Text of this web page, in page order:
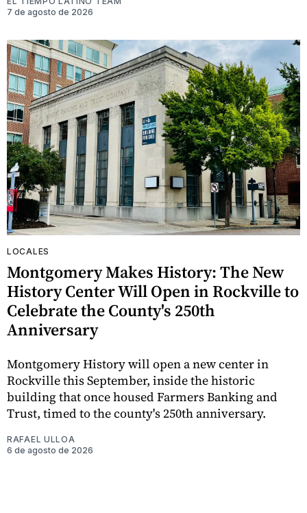
7 de agosto de 2026
LOCALES
Montgomery Makes History: The New
History Center Will Open in Rockville to
Celebrate the County's 250th
Anniversary
Montgomery History will open a new center in
Rockville this September, inside the historic
building that once housed Farmers Banking and
Trust, timed to the county's 250th anniversary.
RAFAEL ULLOA
6 de agosto de 2026